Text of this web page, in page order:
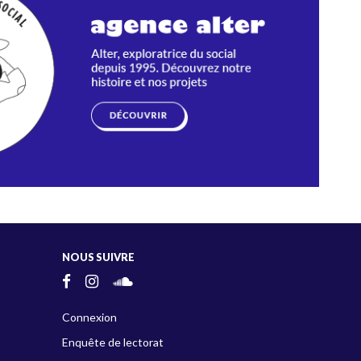
NOUS SUIVRE
Connexion
Enquête de lectorat